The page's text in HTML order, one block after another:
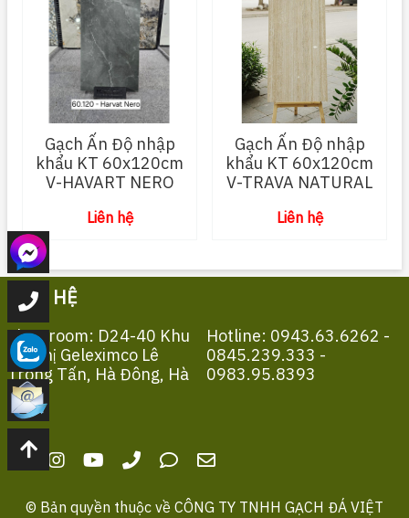
Gạch Ấn Độ nhập
khẩu KT 60x120cm
V-HAVART NERO
Liên hệ
Gạch Ấn Độ nhập
khẩu KT 60x120cm
V-TRAVA NATURAL
Liên hệ
LIÊN HỆ
Showroom: D24-40 Khu
Đô Thị Geleximco Lê
Trọng Tấn, Hà Đông, Hà
Nội
Hotline: 0943.63.6262 -
0845.239.333 -
0983.95.8393
© Bản quyền thuộc về CÔNG TY TNHH GẠCH ĐÁ VIỆT